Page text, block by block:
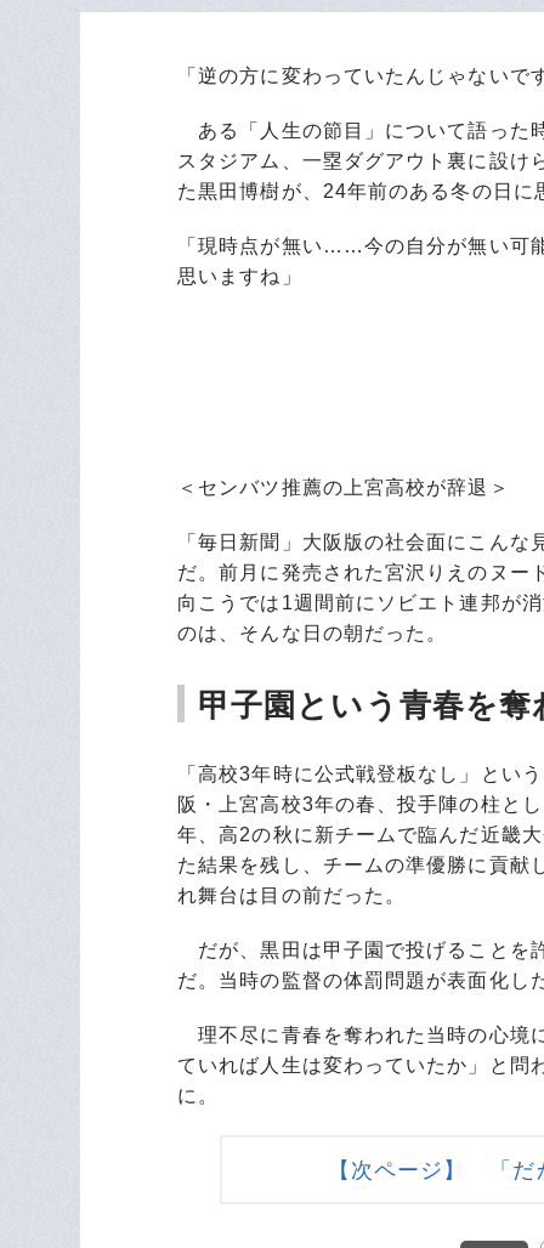
「逆の方に変わっていたんじゃないで
ある「人生の節目」について語った
スタジアム、一塁ダグアウト裏に設け
た黒田博樹が、24年前のある冬の日に
「現時点が無い……今の自分が無い可
思いますね」
＜センバツ推薦の上宮高校が辞退＞
「毎日新聞」大阪版の社会面にこん
だ。前月に発売された宮沢りえのヌー
向こうでは1週間前にソビエト連邦が
のは、そんな日の朝だった。
甲子園という青春を
「高校3年時に公式戦登板なし」とい
阪・上宮高校3年の春、投手陣の柱と
年、高2の秋に新チームで臨んだ近畿
た結果を残し、チームの準優勝に貢献
れ舞台は目の前だった。
だが、黒田は甲子園で投げることを
だ。当時の監督の体罰問題が表面化し
理不尽に青春を奪われた当時の心境
ていれば人生は変わっていたか」と問
に。
【次ページ】 「だ